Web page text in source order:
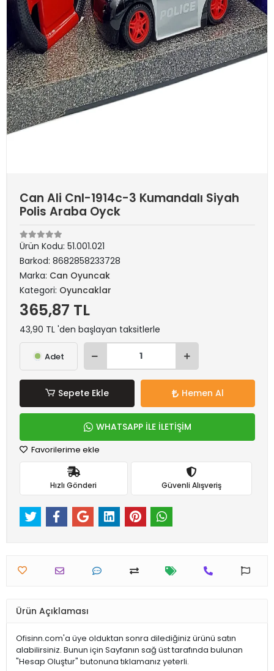
Can Ali Cnl-1914c-3 Kumandalı Siyah
Polis Araba Oyck
Ürün Kodu: 51.001.021
Barkod: 8682858233728
Marka: Can Oyuncak
Kategori: Oyuncaklar
365,87 TL
43,90 TL 'den başlayan taksitlerle
Adet
Sepete Ekle Hemen Al
WHATSAPP İLE İLETİŞİM
Favorilerime ekle
Hızlı Gönderi Güvenli Alışveriş
Ürün Açıklaması
Ofisinn.com'a üye olduktan sonra dilediğiniz ürünü satın
alabilirsiniz. Bunun için Sayfanın sağ üst tarafında bulunan
"Hesap Oluştur" butonuna tıklamanız yeterli.